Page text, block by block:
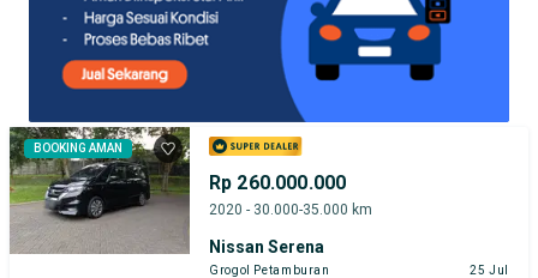
BOOKING AMAN
Rp 260.000.000
2020 - 30.000-35.000 km
Nissan Serena
Grogol Petamburan 25 Jul